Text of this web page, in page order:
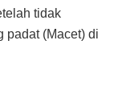
tidak
padat (Macet) di